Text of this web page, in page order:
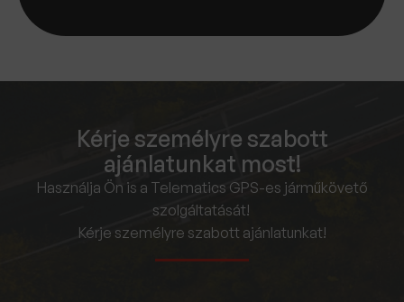
Kérje személyre szabott
ajánlatunkat most!
Használja Ön is a Telematics GPS-es járműkövető
szolgáltatását!
Kérje személyre szabott ajánlatunkat!